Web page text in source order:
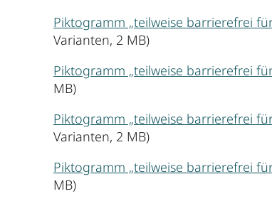
Piktogramm „teilweise barrierefrei
Varianten, 2 MB)
Piktogramm „teilweise barrierefrei
MB)
Piktogramm „teilweise barrierefrei
Varianten, 2 MB)
Piktogramm „teilweise barrierefrei
MB)